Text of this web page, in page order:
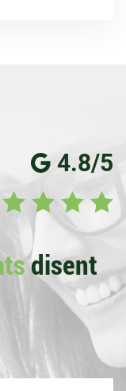
4.8/5
disent